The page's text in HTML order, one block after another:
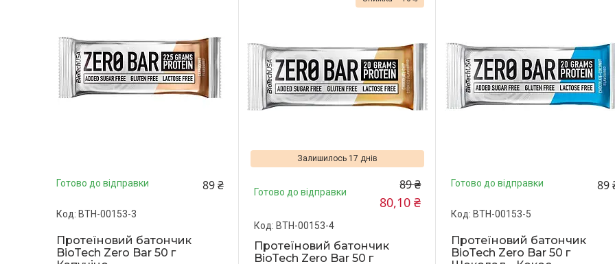
Готово до відправки 89 ₴
BTH-00153-3
Протеїновий батончик
BioTech Zero Bar 50 г
Залишилось 17 днів
Готово до відправки 89 ₴
80,10 ₴
BTH-00153-4
Протеїновий батончик
BioTech Zero Bar 50 г
Готово до відправки 89
BTH-00153-5
Протеїновий батончик
BioTech Zero Bar 50 г